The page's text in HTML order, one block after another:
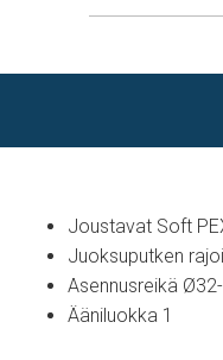
Joustavat Soft
Juoksuputken
Asennusreikä
Ääniluokka 1